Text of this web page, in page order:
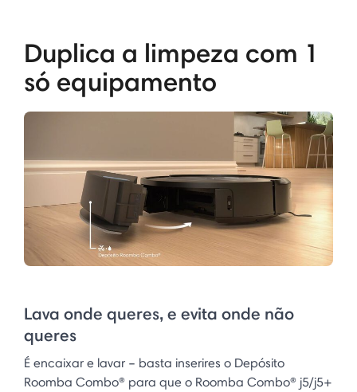
Duplica a limpeza com 1
só equipamento
Lava onde queres, e evita onde não
queres
É encaixar e lavar – basta inserires o Depósito
Roomba Combo® para que o Roomba Combo® j5/j5+